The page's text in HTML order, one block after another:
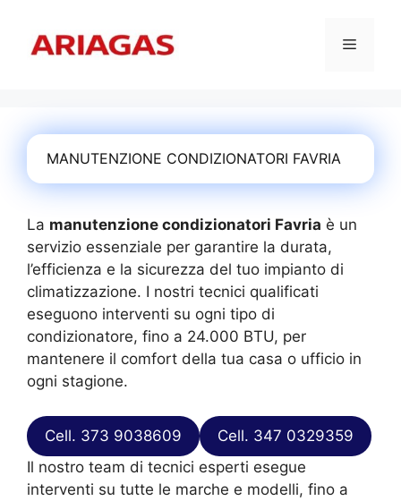
contenuto
Menu
MANUTENZIONE CONDIZIONATORI FAVRIA
La manutenzione condizionatori Favria è un
servizio essenziale per garantire la durata,
l’efficienza e la sicurezza del tuo impianto di
climatizzazione. I nostri tecnici qualificati
eseguono interventi su ogni tipo di
condizionatore, fino a 24.000 BTU, per
mantenere il comfort della tua casa o ufficio in
ogni stagione.
Cell. 373 9038609
Cell. 347 0329359
Il nostro team di tecnici esperti esegue
interventi su tutte le marche e modelli, fino a